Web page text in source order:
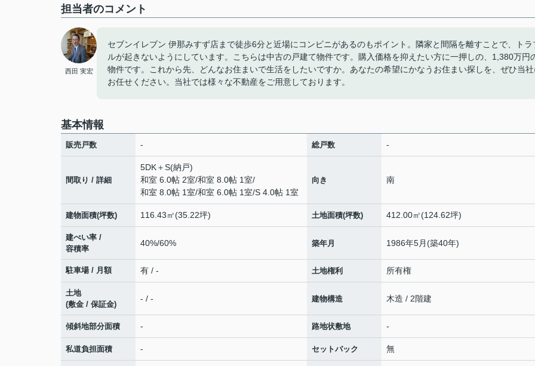
担当者のコメント
西田 実宏
セブンイレブン 伊那みすず店まで徒歩6分と近場にコンビニがあるのもポイント。隣家と間隔を離すことで、トラ
ルが起きないようにしています。こちらは中古の戸建て物件です。購入価格を抑えたい方に一押しの、1,380万円
物件です。これから先、どんなお住まいで生活をしたいですか。あなたの希望にかなうお住まい探しを、ぜひ当
お任せください。当社では様々な不動産をご用意しております。
基本情報
販売戸数 - 総戸数 -
間取り / 詳細
5DK＋S(納戸)
和室 6.0帖 2室/和室 8.0帖 1室/
和室 8.0帖 1室/和室 6.0帖 1室/S 4.0帖 1室
向き 南
建物面積(坪数) 116.43㎡(35.22坪) 土地面積(坪数) 412.00㎡(124.62坪)
建ぺい率 /
容積率
40%/60% 築年月 1986年5月(築40年)
駐車場 / 月額 有 / - 土地権利 所有権
土地
(敷金 / 保証金)
- / - 建物構造 木造 / 2階建
傾斜地部分面積 - 路地状敷地 -
私道負担面積 - セットバック 無